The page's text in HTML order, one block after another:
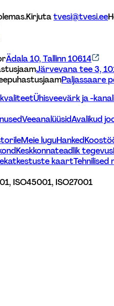
Kirjuta tvesi@tvesi.ee
Ädala 10, Tallinn 10614
Järvevana tee 3,
Paljassaare
Ühisveevärk ja -
VeeanalüüsidAvalikud
Meie luguHanked
Keskkonnateadlik tegevus
kaartTehnilised
ISO45001, ISO27001